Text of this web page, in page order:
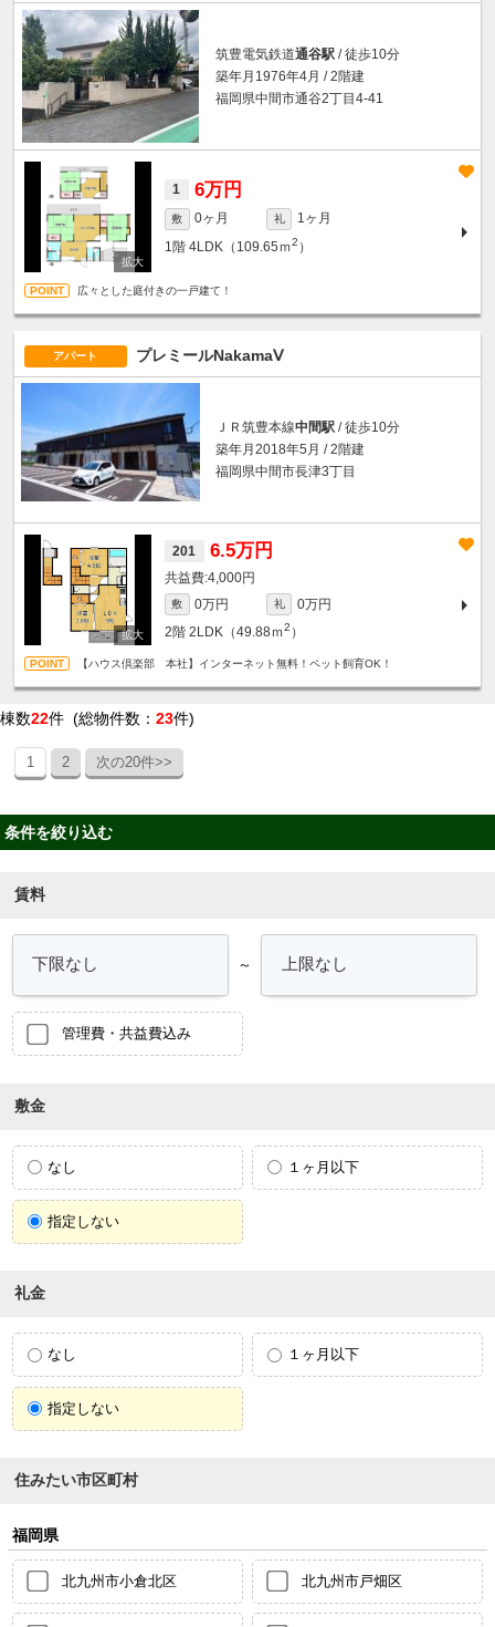
筑豊電気鉄道通谷駅 / 徒歩10分
築年月1976年4月 / 2階建
福岡県中間市通谷2丁目4-41
1 6万円
敷 0ヶ月 礼
1ヶ月
1階 4LDK（109.65ｍ2 ）
広々とした庭付きの一戸建て！
アパート プレミールNakamaⅤ
ＪＲ筑豊本線中間駅 / 徒歩10分
築年月2018年5月 / 2階建
福岡県中間市長津3丁目
201 6.5万円
4,000円
敷 0万円 礼
0万円
2階 2LDK（49.88ｍ2 ）
【ハウス倶楽部 本社】インターネット無料！ペット飼育OK！
棟数22件 (総物件数： 23件)
1 2 次の20件>>
条件を絞り込む
賃料
～
管理費・共益費込み
敷金
なし １ヶ月以下
指定しない
礼金
なし １ヶ月以下
指定しない
住みたい市区町村
福岡県
北九州市小倉北区 北九州市戸畑区